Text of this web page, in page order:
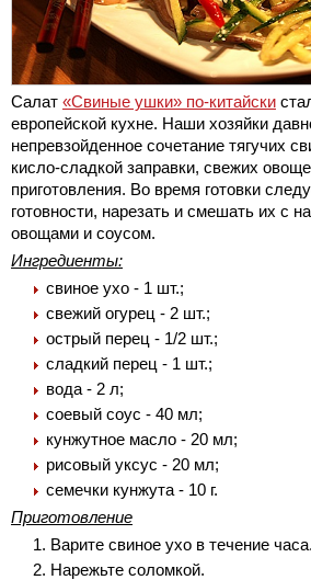
Салат «Свиные ушки» по-китайски
европейской кухне. Наши хозяйки
непревзойденное сочетание тягучих
кисло-сладкой заправки, свежих
приготовления. Во время готовки
готовности, нарезать и смешать их с
овощами и соусом.
Ингредиенты:
свиное ухо - 1 шт.;
свежий огурец - 2 шт.;
острый перец - 1/2 шт.;
сладкий перец - 1 шт.;
вода - 2 л;
соевый соус - 40 мл;
кунжутное масло - 20 мл;
рисовый уксус - 20 мл;
семечки кунжута - 10 г.
Приготовление
Варите свиное ухо в течение часа.
Нарежьте соломкой.